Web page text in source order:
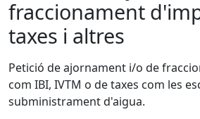
fraccionament
taxes i altres
Petició de ajornament i/o de
com IBI, IVTM o de taxes com les
subministrament d'aigua.